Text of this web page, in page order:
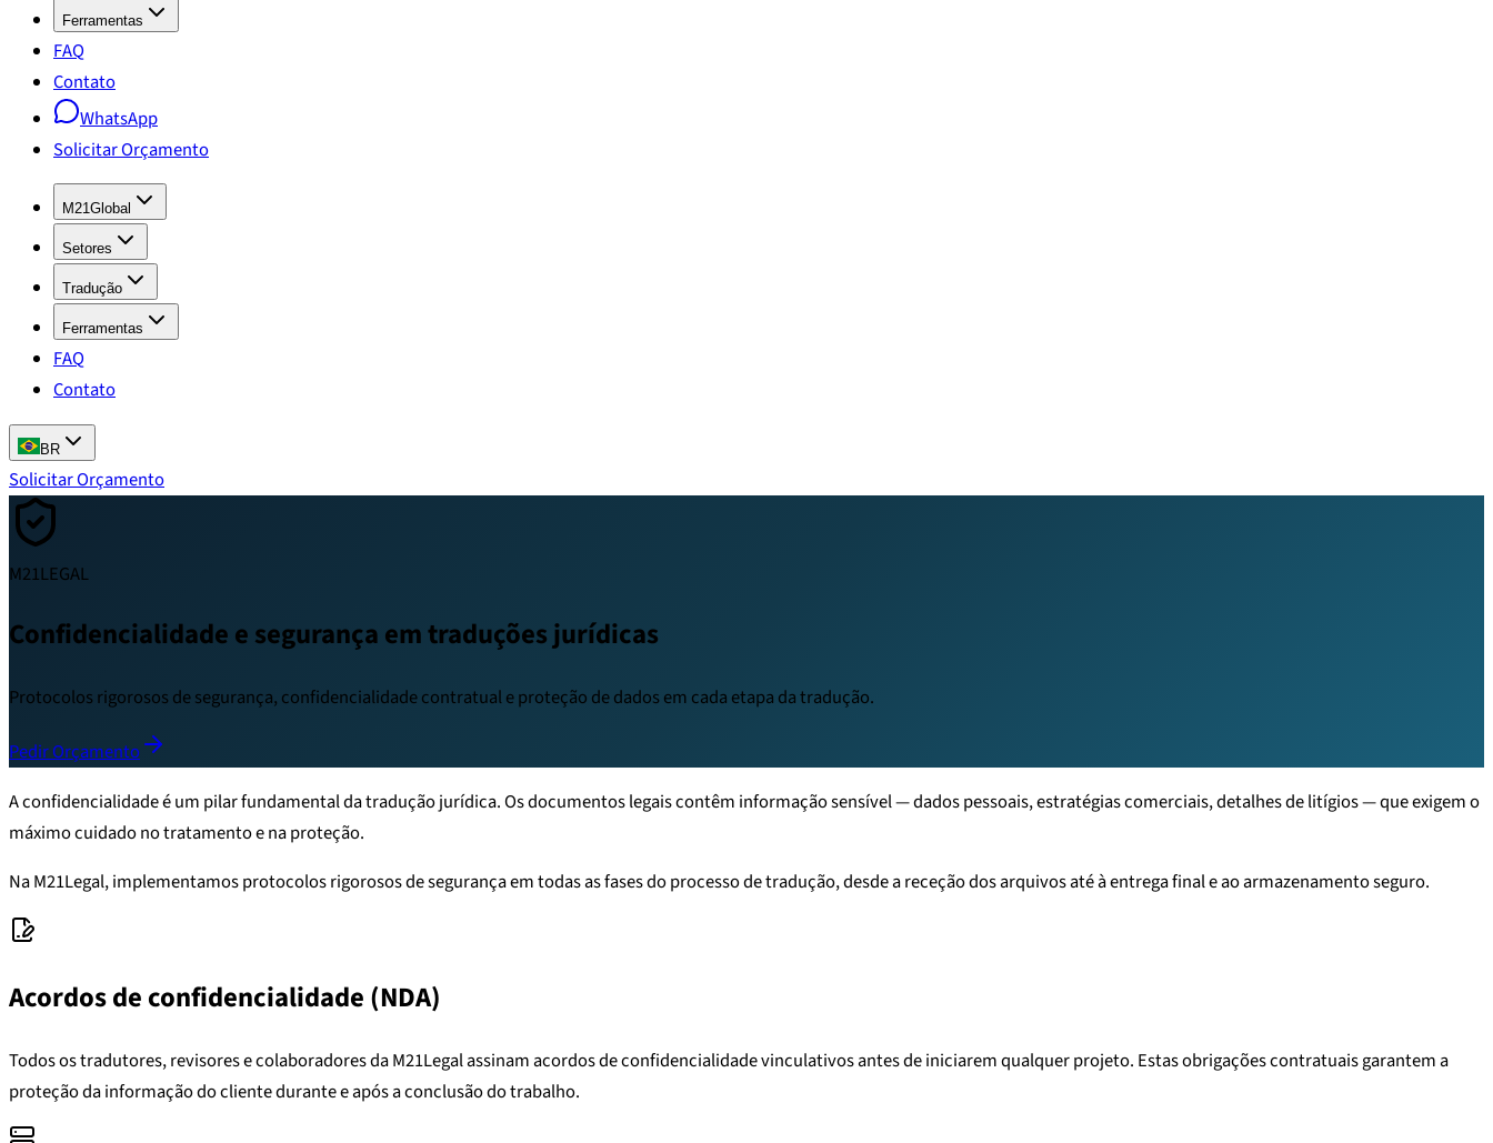
Ferramentas
FAQ
Contato
WhatsApp
Solicitar Orçamento
M21Global
Setores
Tradução
Ferramentas
FAQ
Contato
BR
Solicitar Orçamento
M21LEGAL
Confidencialidade e segurança em traduções jurídicas
Protocolos rigorosos de segurança, confidencialidade contratual e proteção de dados em cada etapa da tradução.
Pedir Orçamento
A confidencialidade é um pilar fundamental da tradução jurídica. Os documentos legais contêm informação sensível — dados pessoais, estratégias comerciais, detalhes de litígios — que exigem o
máximo cuidado no tratamento e na proteção.
Na M21Legal, implementamos protocolos rigorosos de segurança em todas as fases do processo de tradução, desde a receção dos arquivos até à entrega final e ao armazenamento seguro.
Acordos de confidencialidade (NDA)
Todos os tradutores, revisores e colaboradores da M21Legal assinam acordos de confidencialidade vinculativos antes de iniciarem qualquer projeto. Estas obrigações contratuais garantem a
proteção da informação do cliente durante e após a conclusão do trabalho.